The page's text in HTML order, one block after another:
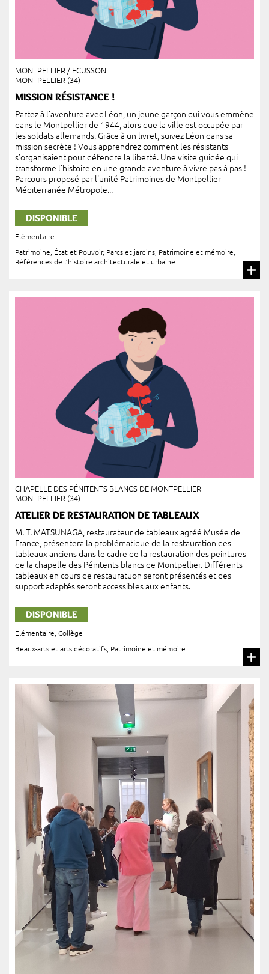
MONTPELLIER / ECUSSON
MONTPELLIER (34)
MISSION RÉSISTANCE !
Partez à l’aventure avec Léon, un jeune garçon qui vous emmène
dans le Montpellier de 1944, alors que la ville est occupée par
les soldats allemands. Grâce à un livret, suivez Léon dans sa
mission secrète ! Vous apprendrez comment les résistants
s’organisaient pour défendre la liberté. Une visite guidée qui
transforme l’histoire en une grande aventure à vivre pas à pas !
Parcours proposé par l'unité Patrimoines de Montpellier
Méditerranée Métropole...
DISPONIBLE
Elémentaire
Patrimoine, État et Pouvoir, Parcs et jardins Patrimoine et mémoire
Références de l’histoire architecturale et urbaine
CHAPELLE DES PÉNITENTS BLANCS DE MONTPELLIER
MONTPELLIER (34)
ATELIER DE RESTAURATION DE TABLEAUX
M. T. MATSUNAGA, restaurateur de tableaux agréé Musée de
France, présentera la problématique de la restauration des
tableaux anciens dans le cadre de la restauration des peintures
de la chapelle des Pénitents blancs de Montpellier. Différents
tableaux en cours de restauratuon seront présentés et des
support adaptés seront accessibles aux enfants.
DISPONIBLE
Elémentaire Collège
Beaux-arts et arts décoratifs Patrimoine et mémoire